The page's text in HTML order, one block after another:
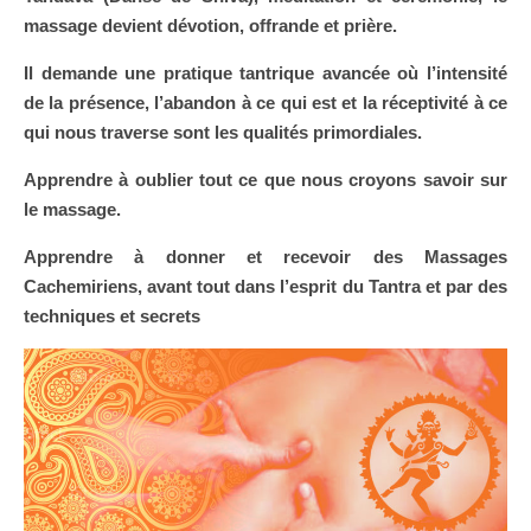
massage devient dévotion, offrande et prière.
Il demande une pratique tantrique avancée où l’intensité
de la présence, l’abandon à ce qui est et la réceptivité à ce
qui nous traverse sont les qualités primordiales.
Apprendre à oublier tout ce que nous croyons savoir sur
le massage.
Apprendre à donner et recevoir des Massages
Cachemiriens, avant tout dans l’esprit du Tantra et par des
techniques et secrets